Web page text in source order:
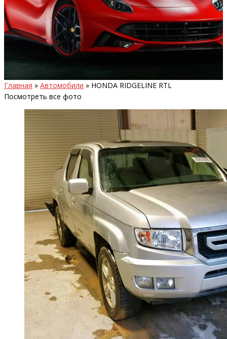
Главная » Автомобили » HONDA RIDGELINE RTL
Посмотреть все фото